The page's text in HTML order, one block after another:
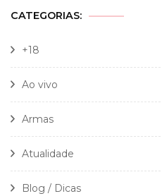
CATEGORIAS:
+18
Ao vivo
Armas
Atualidade
Blog / Dicas